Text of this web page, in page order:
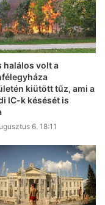
halálos volt a
kiütött tűz, ami a
IC-k késését is
6. 18:11